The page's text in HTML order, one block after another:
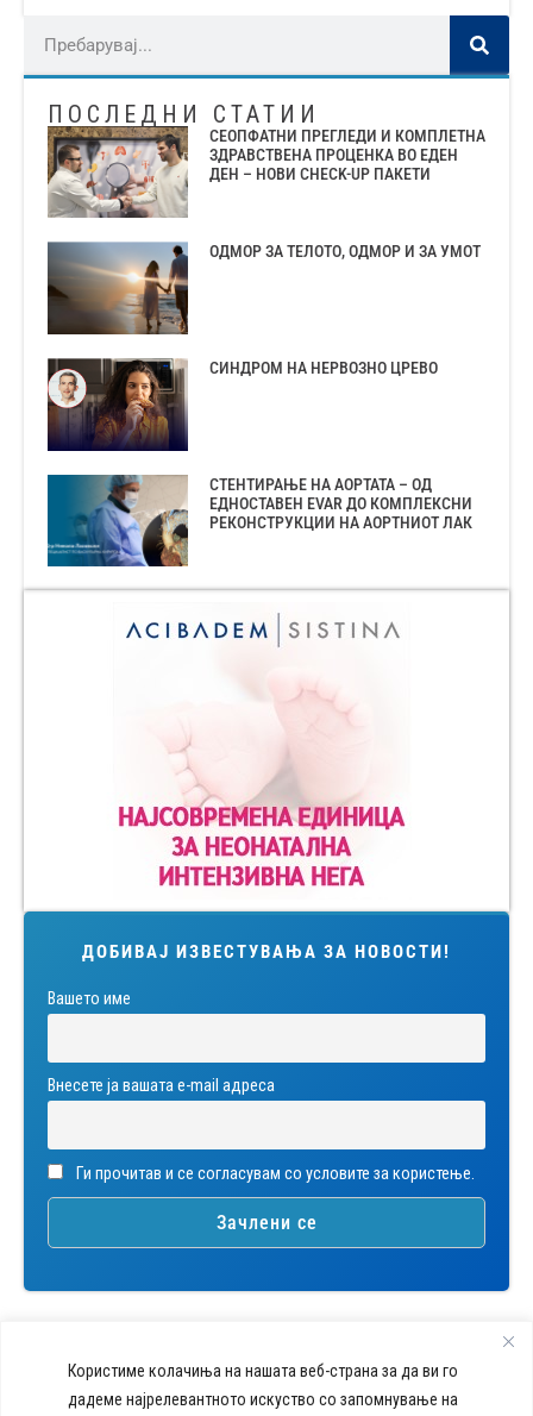
Користиме колачиња на нашата веб-страна за да ви го
дадеме најрелевантното искуство со запомнување на
ПОСЛЕДНИ СТАТИИ
СЕОПФАТНИ ПРЕГЛЕДИ И КОМПЛЕТНА
ЗДРАВСТВЕНА ПРОЦЕНКА ВО ЕДЕН
ДЕН – НОВИ CHECK-UP ПАКЕТИ
ОДМОР ЗА ТЕЛОТО, ОДМОР И ЗА УМОТ
СИНДРОМ НА НЕРВОЗНО ЦРЕВО
СТЕНТИРАЊЕ НА АОРТАТА – ОД
ЕДНОСТАВЕН EVAR ДО КОМПЛЕКСНИ
РЕКОНСТРУКЦИИ НА АОРТНИОТ ЛАК
ДОБИВАЈ ИЗВЕСТУВАЊА ЗА НОВОСТИ!
Вашето име
Внесете ја вашата е-mail адреса
Ги прочитав и се согласувам со условите за користење.